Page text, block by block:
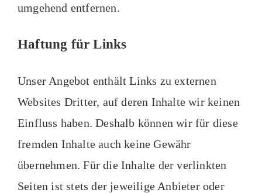
umgehend entfernen.
Haftung für Links
Unser Angebot enthält Links zu externen
Websites Dritter, auf deren Inhalte wir keinen
Einfluss haben. Deshalb können wir für diese
fremden Inhalte auch keine Gewähr
übernehmen. Für die Inhalte der verlinkten
Seiten ist stets der jeweilige Anbieter oder